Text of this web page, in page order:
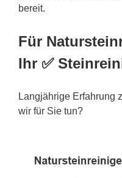
bereit.
Für
Ihr ✅
Langjährige Erfahrung
wir für Sie tun?